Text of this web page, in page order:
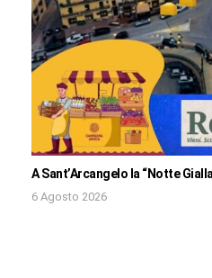
A Sant’Arcangelo la “Notte
6 Agosto 2026